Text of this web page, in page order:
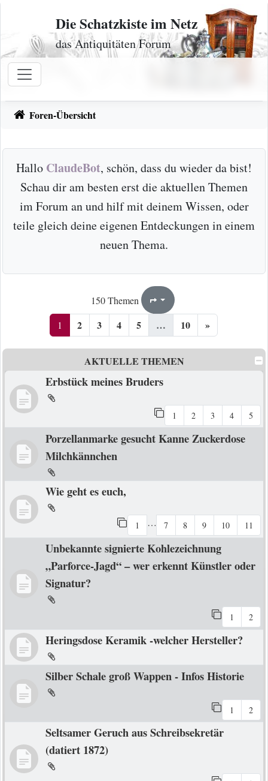
Zum Inhalt
Die Schatzkiste im Netz
das Antiquitäten Forum
Foren-Übersicht
Hallo ClaudeBot, schön, dass du wieder da bist!
Schau dir am besten erst die aktuellen Themen
im Forum an und hilf mit deinem Wissen, oder
teile gleich deine eigenen Entdeckungen in einem
neuen Thema.
150 Themen Seite1
1 2 3 4 5 … 10 »
AKTUELLE THEMEN
Erbstück meines Bruders
1 2 3 4 5
Porzellanmarke gesucht Kanne Zuckerdose
Milchkännchen
Wie geht es euch,
1 … 7 8 9 10 11
Unbekannte signierte Kohlezeichnung
„Parforce-Jagd“ – wer erkennt Künstler oder
Signatur?
1 2
Heringsdose Keramik -welcher Hersteller?
Silber Schale groß Wappen - Infos Historie
1 2
Seltsamer Geruch aus Schreibsekretär
(datiert 1872)